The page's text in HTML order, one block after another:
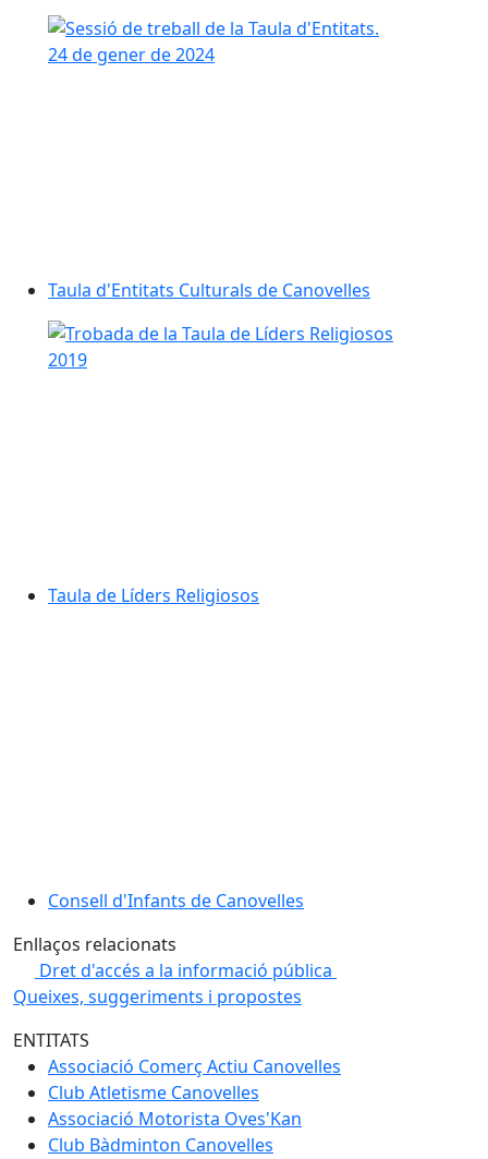
Taula d'Entitats Culturals de Canovelles
Taula d'Entitats Culturals de Canovelles
Taula de Líders Religiosos
Taula de Líders Religiosos
Consell d'Infants de Canovelles
Enllaços relacionats
Dret d'accés a la informació pública
Queixes, suggeriments i propostes
ENTITATS
Associació Comerç Actiu Canovelles
Club Atletisme Canovelles
Associació Motorista Oves'Kan
Club Bàdminton Canovelles